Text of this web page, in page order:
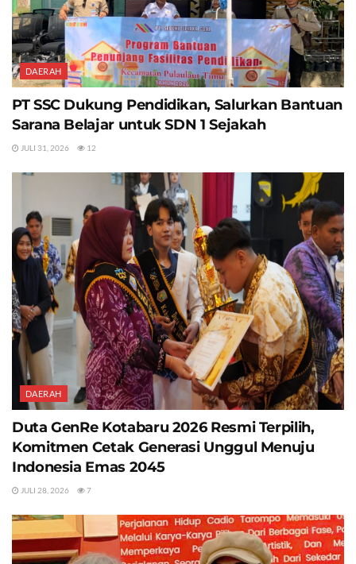
DAERAH
PT SSC Dukung Pendidikan, Salurkan Bantuan
Sarana Belajar untuk SDN 1 Sejakah
JULI 31, 2026 12
DAERAH
Duta GenRe Kotabaru 2026 Resmi Terpilih,
Komitmen Cetak Generasi Unggul Menuju
Indonesia Emas 2045
JULI 28, 2026 7